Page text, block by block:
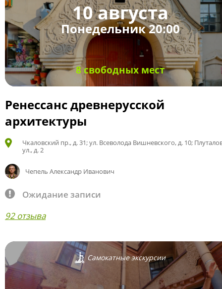
10 августа
Понедельник 20:00
8 свободных мест
Ренессанс древнерусской
архитектуры
Чкаловский пр., д. 31; ул. Всеволода Вишневского, д. 10;
ул., д. 2
Чепель Александр Иванович
Ожидание записи
92 отзыва
Самокатные экскурсии